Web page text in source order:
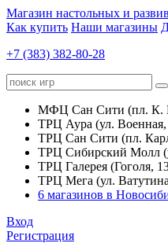
Магазин настольных и
Как купить Наши магазины
+7 (383) 382-80-28
МФЦ Сан Сити (пл. К.
ТРЦ Аура (ул.
ТРЦ Сан Сити (пл.
ТРЦ Сибирский Молл
ТРЦ Галерея (Гоголя,
ТРЦ Мега (ул.
6 магазинов в
Вход
Регистрация